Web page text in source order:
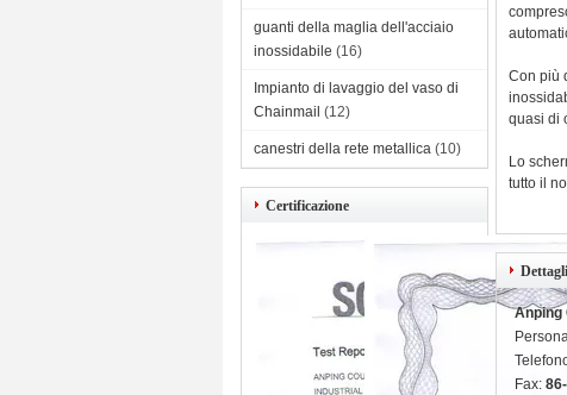
guanti della maglia dell'acciaio
inossidabile (16)
Impianto di lavaggio del vaso di
Chainmail (12)
canestri della rete metallica (10)
Certificazione
Con più
quasi di
Lo
tutto il
Anping
Fax: